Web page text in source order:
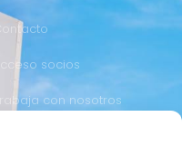
Contacto
Acceso socios
Trabaja con nosotros